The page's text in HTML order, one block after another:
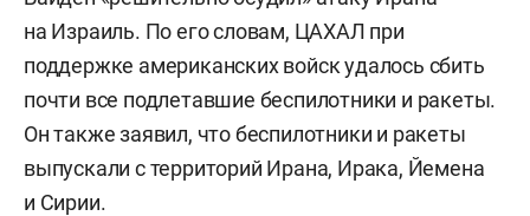
на Израиль. По его словам, ЦАХАЛ при
поддержке американских войск удалось сбить
почти все подлетавшие беспилотники и ракеты.
Он также заявил, что беспилотники и ракеты
выпускали с территорий Ирана, Ирака, Йемена
и Сирии.